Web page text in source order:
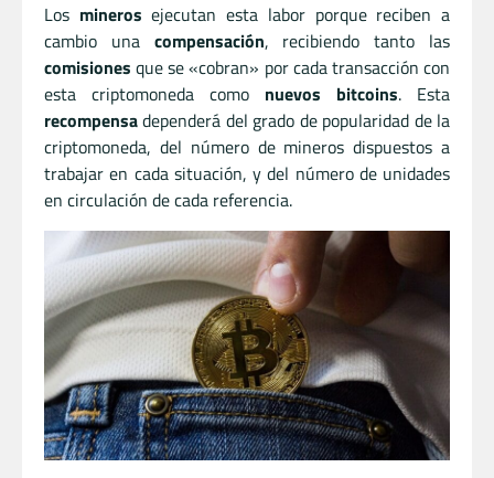
Los mineros ejecutan esta labor porque reciben a
cambio una compensación, recibiendo tanto las
comisiones que se «cobran» por cada transacción con
esta criptomoneda como nuevos bitcoins. Esta
recompensadependerá del grado de popularidad de la
criptomoneda, del número de mineros dispuestos a
trabajar en cada situación, y del número de unidades
en circulación de cada referencia.